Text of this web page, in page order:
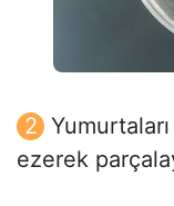
ezerek